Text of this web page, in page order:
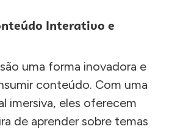
Interativo e
são uma forma inovadora e
conteúdo. Com uma
imersiva, eles oferecem
de aprender sobre temas